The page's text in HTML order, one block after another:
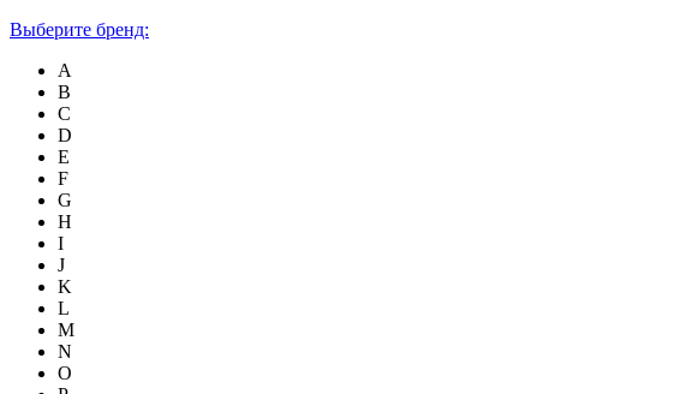
Выберите бренд:
A
B
C
D
E
F
G
H
I
J
K
L
M
N
O